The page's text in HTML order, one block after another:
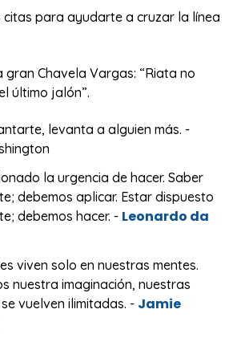
citas para ayudarte a cruzar la línea
gran Chavela Vargas: “Riata no
último jalón”.
levanta a alguien más. -
la urgencia de hacer. Saber
debemos aplicar. Estar dispuesto
debemos hacer. - Leonardo da
viven solo en nuestras mentes.
nuestra imaginación, nuestras
vuelven ilimitadas. - Jamie